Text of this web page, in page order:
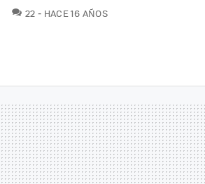
22 COMENTARIOS
HACE 16 AÑOS